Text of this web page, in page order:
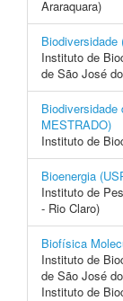
Araraquara)
Biodiversidade
Instituto de
de São José
Biodiversidade
MESTRADO)
Instituto de
Bioenergia
Instituto de
- Rio Claro)
Biofísica
Instituto de
de São José
Instituto de